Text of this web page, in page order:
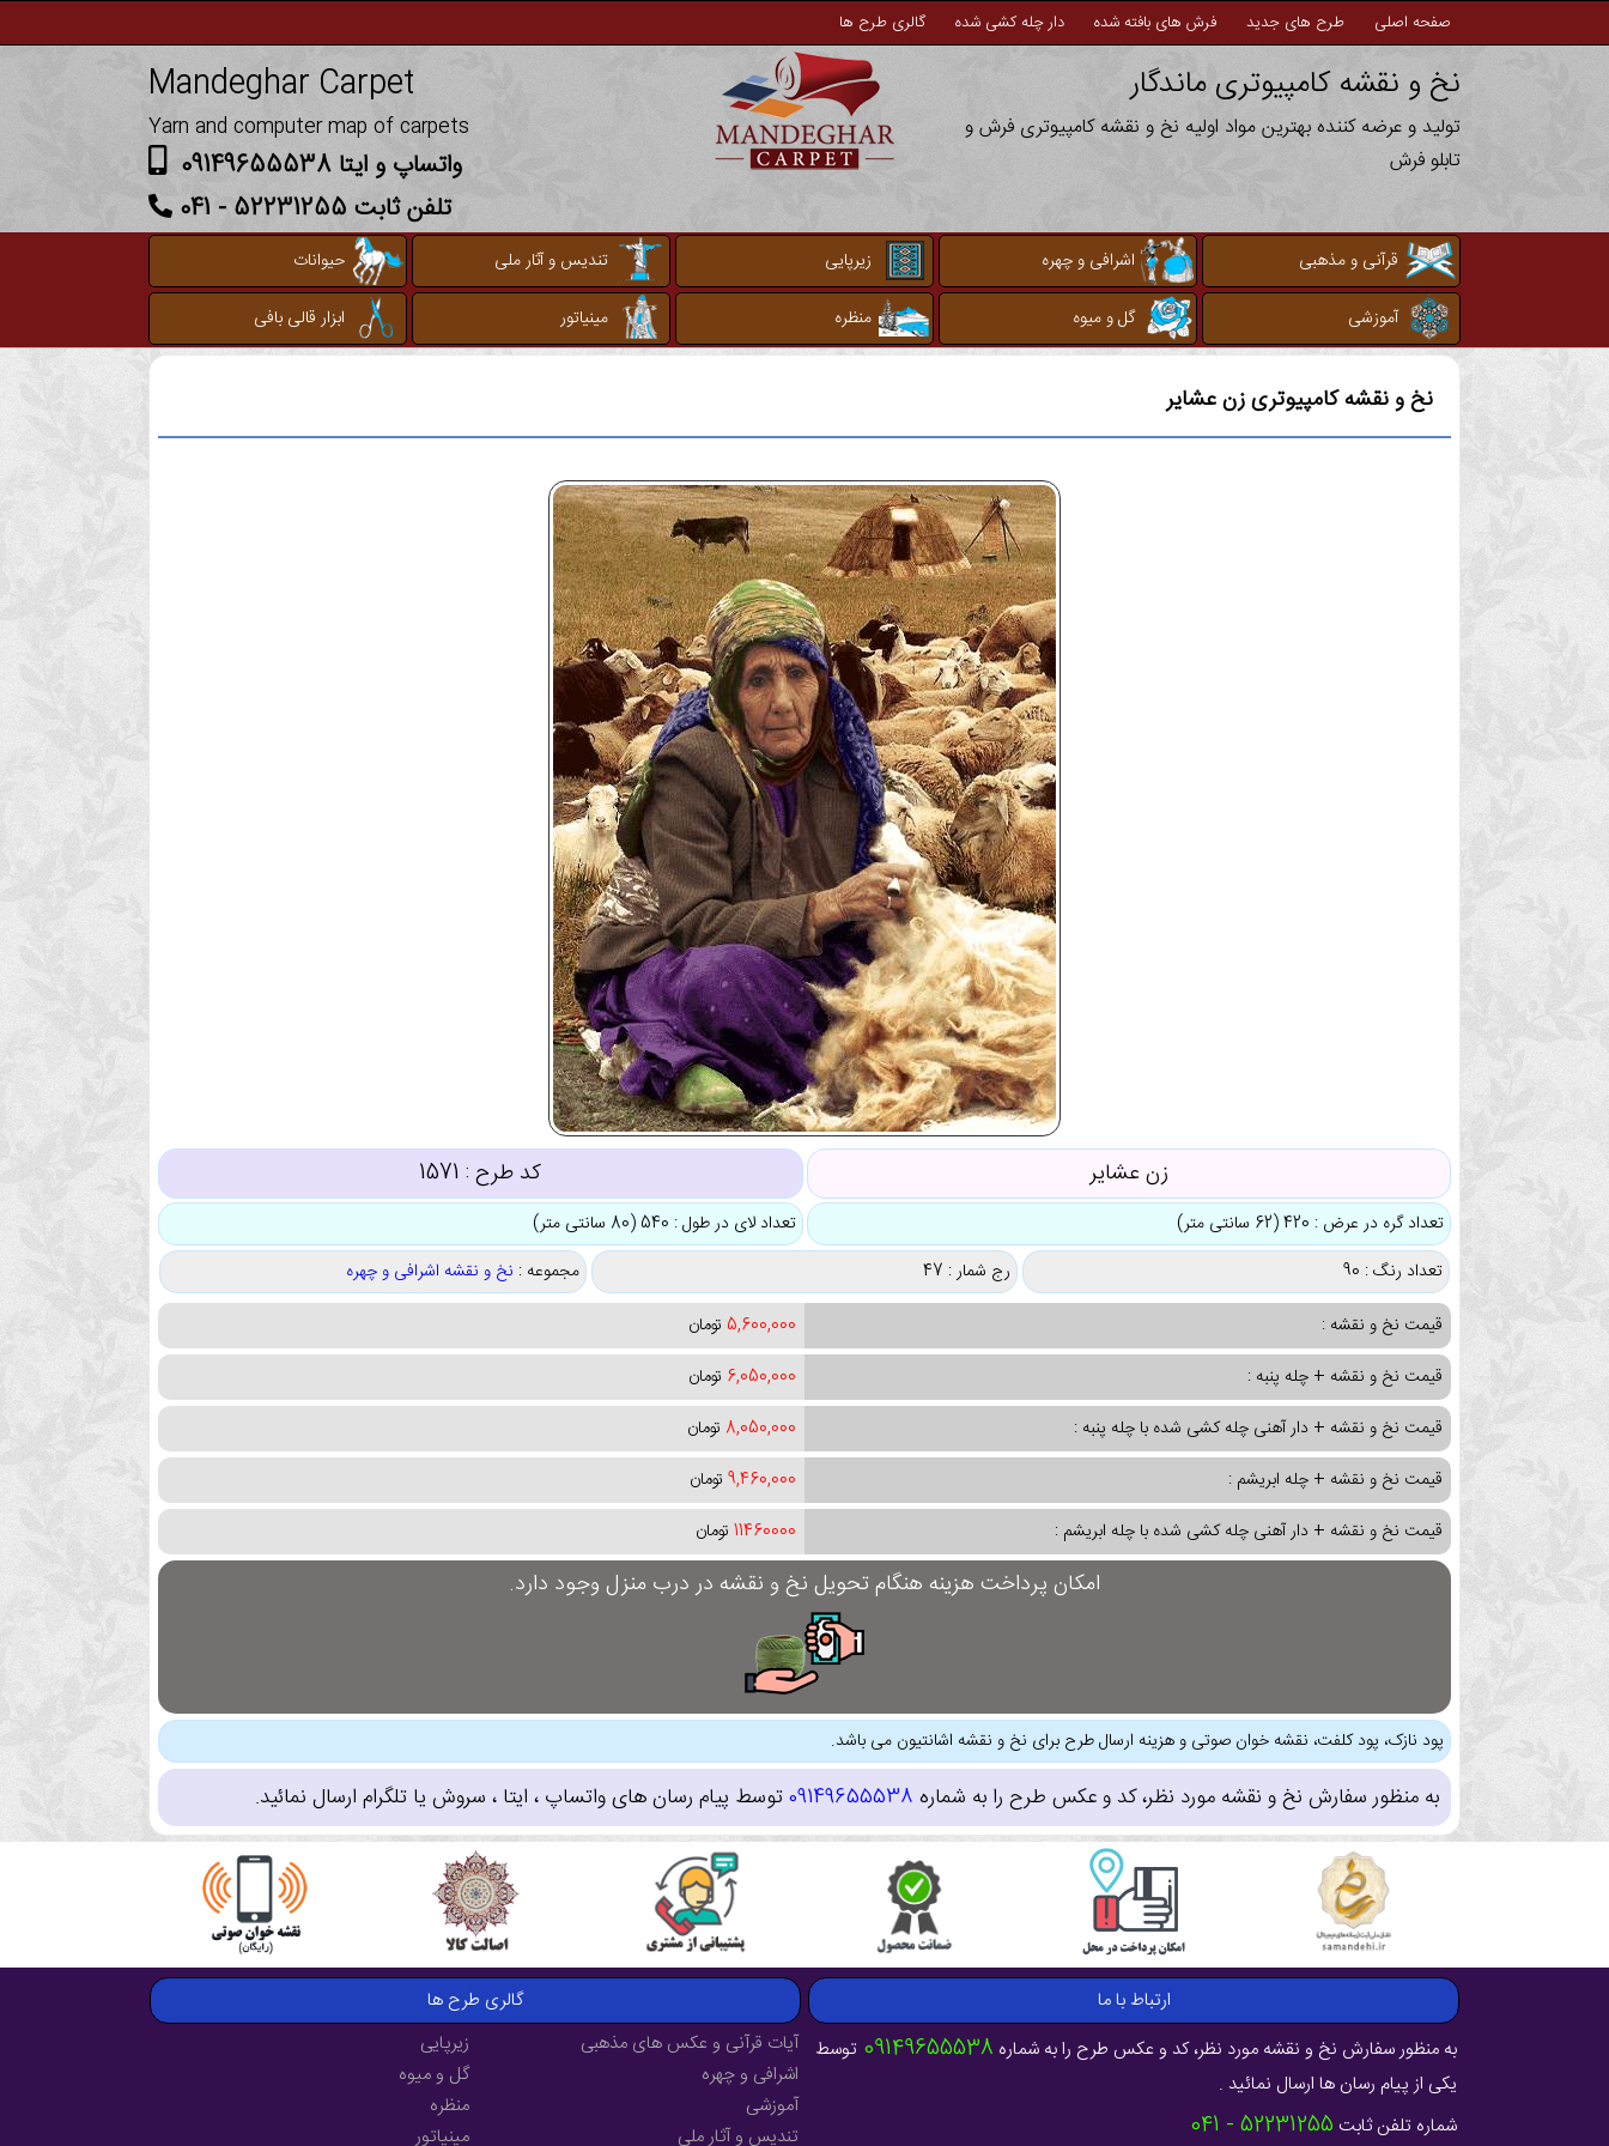
صفحه اصلی طرح های جدید فرش های بافته شده دار چله کشی شده گالری طرح ها
نخ و نقشه کامپیوتری ماندگار
تولید و عرضه کننده بهترین مواد اولیه نخ و نقشه کامپیوتری فرش و
تابلو فرش
Mandeghar Carpet
Yarn and computer map of carpets
واتساپ و ایتا 09149655538
تلفن ثابت 52231255 - 041
قرآنی و مذهبی اشرافی و چهره زیرپایی تندیس و آثار ملی
حیوانات
آموزشی
گل و میوه منظره مینیاتور ابزار قالی بافی
نخ و نقشه کامپیوتریزن عشایر
زن عشایر کد طرح : 1571
تعداد گره در عرض : 420 (62 سانتی متر)
تعداد لای در طول : 540 (80 سانتی متر)
تعداد رنگ : 90
رج شمار : 47 مجموعه : نخ و نقشه اشرافی و چهره
قیمت نخ و نقشه :
5,600,000 تومان
قیمت نخ و نقشه + چله پنبه :
6,050,000 تومان
قیمت نخ و نقشه + دار آهنی چله کشی شده با چله پنبه :
8,050,000 تومان
قیمت نخ و نقشه + چله ابریشم :
9,460,000 تومان
قیمت نخ و نقشه + دار آهنی چله کشی شده با چله ابریشم :
11460000 تومان
امکان پرداخت هزینه هنگام تحویل نخ و نقشه در درب منزل وجود دارد.
پود نازک، پود کلفت، نقشه خوان صوتی و هزینه ارسال طرح برای نخ و نقشه اشانتیون می باشد.
به منظور سفارش نخ و نقشه مورد نظر، کد و عکس طرح را به شماره 09149655538توسط پیام رسان های واتساپ ، ایتا ، سروش یا تلگرام ارسال نمائید.
ارتباط با ما
به منظور سفارش نخ و نقشه مورد نظر، کد و عکس طرح را به شماره 09149655538 توسط
یکی از پیام رسان ها ارسال نمائید .
شماره تلفن ثابت 52231255 - 041
گالری طرح ها
آیات قرآنی و عکس های مذهبی
اشرافی و چهره
آموزشی
تندیس و آثار ملی
زیرپایی
گل و میوه
منظره
مینیاتور